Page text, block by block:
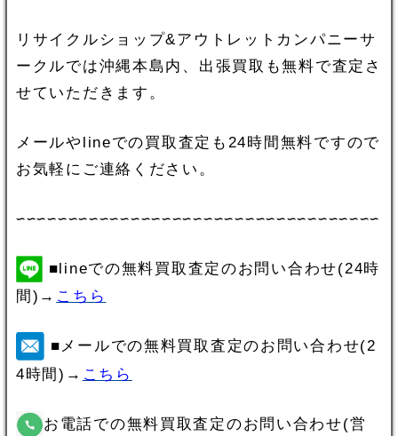
リサイクルショップ&アウトレットカンパニーサ
ークルでは沖縄本島内、出張買取も無料で査定さ
せていただきます。
メールやlineでの買取査定も24時間無料ですので
お気軽にご連絡ください。
∽∽∽∽∽∽∽∽∽∽∽∽∽∽∽∽∽∽∽∽∽∽∽∽∽∽∽∽∽∽∽∽∽∽∽
■lineでの無料買取査定のお問い合わせ(24時
間)→ こちら
■メールでの無料買取査定のお問い合わせ(2
4時間)→ こちら
お電話での無料買取査定のお問い合わせ(営